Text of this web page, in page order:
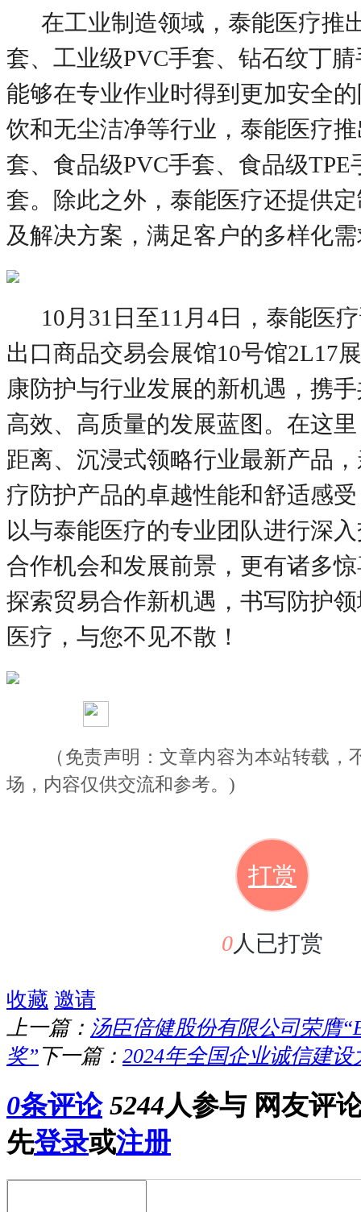
在工业制造领域，泰能医疗推
套、工业级PVC手套、钻石纹丁
能够在专业作业时得到更加安全
饮和无尘洁净等行业，泰能医疗
套、食品级PVC手套、食品级
套。除此之外，泰能医疗还提供
及解决方案，满足客户的多样化
10月31日至11月4日，泰能医
出口商品交易会展馆10号馆2L17
康防护与行业发展的新机遇，携
高效、高质量的发展蓝图。在这
距离、沉浸式领略行业最新产品
疗防护产品的卓越性能和舒适感
以与泰能医疗的专业团队进行深
合作机会和发展前景，更有诸多
探索贸易合作新机遇，书写防护
医疗，与您不见不散！
（免责声明：文章内容为本站转载，
场 ， 内容仅供交流和参考。 )
打赏
0人已打赏
收藏 邀请
上一篇： 汤臣倍健股份有限公司荣膺
奖” 下一篇： 2024年全国企业诚信建
0条评论 5244人参与 网友评
先登录或注册